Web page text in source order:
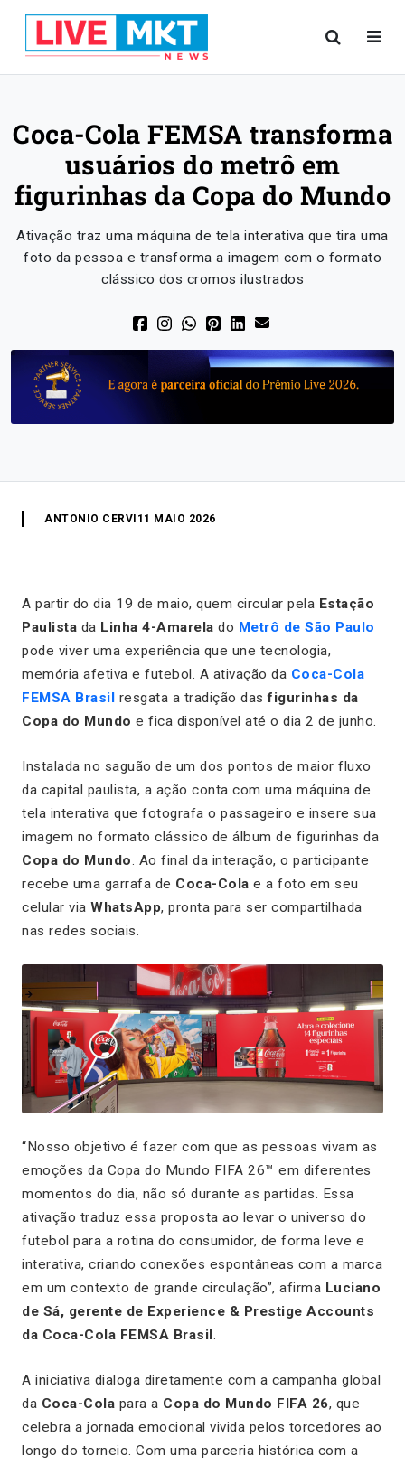
Coca-Cola FEMSA transforma
usuários do metrô em
figurinhas da Copa do Mundo
Ativação traz uma máquina de tela interativa que tira uma
foto da pessoa e transforma a imagem com o formato
clássico dos cromos ilustrados
ANTONIO CERVI 11 MAIO 2026
A partir do dia 19 de maio, quem circular pela Estação
Paulista da Linha 4-Amarela do Metrô de São Paulo
pode viver uma experiência que une tecnologia,
memória afetiva e futebol. A ativação da Coca-Cola
FEMSA Brasil resgata a tradição dasfigurinhas da
Copa do Mundo e fica disponível até o dia 2 de junho.
Instalada no saguão de um dos pontos de maior fluxo
da capital paulista, a ação conta com uma máquina de
tela interativa que fotografa o passageiro e insere sua
imagem no formato clássico de álbum de figurinhas da
Copa do Mundo. Ao final da interação, o participante
recebe uma garrafa de Coca-Cola e a foto em seu
celular via WhatsApp, pronta para ser compartilhada
nas redes sociais.
“Nosso objetivo é fazer com que as pessoas vivam as
emoções da Copa do Mundo FIFA 26™ em diferentes
momentos do dia, não só durante as partidas. Essa
ativação traduz essa proposta ao levar o universo do
futebol para a rotina do consumidor, de forma leve e
interativa, criando conexões espontâneas com a marca
em um contexto de grande circulação”, afirma Luciano
de Sá, gerente de Experience & Prestige Accounts
da Coca-Cola FEMSA Brasil.
A iniciativa dialoga diretamente com a campanha global
da Coca-Cola para a Copa do Mundo FIFA 26, que
celebra a jornada emocional vivida pelos torcedores ao
longo do torneio. Com uma parceria histórica com a